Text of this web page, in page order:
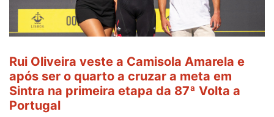
ao
da
etapa
da
Volta
a
Rui Oliveira veste a Camisola Amarela e
após ser o quarto a cruzar a meta em
Sintra na primeira etapa da 87ª Volta a
Portugal